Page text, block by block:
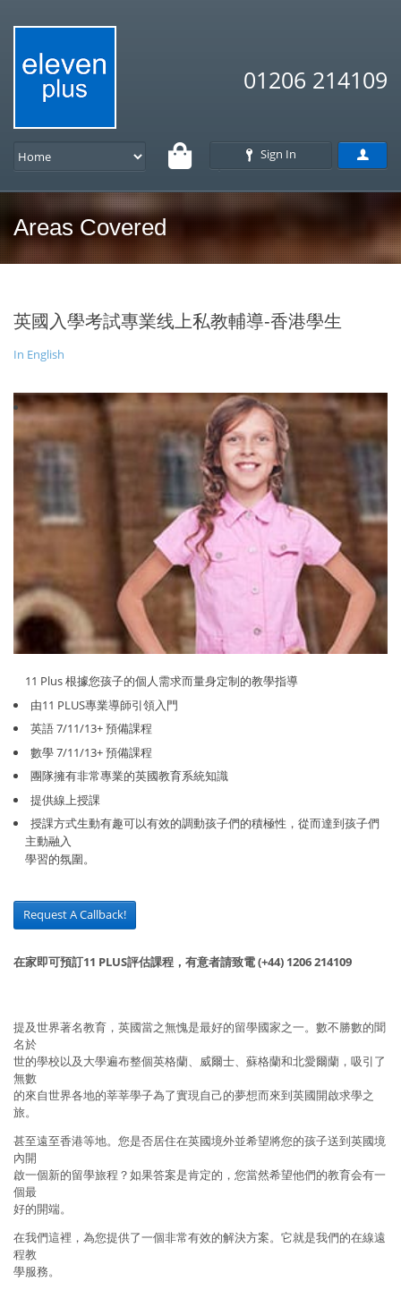
01206 214109
Sign In
Areas Covered
英國入學考試專業线上私教輔導-香港學生
In English
11 Plus 根據您孩子的個人需求而量身定制的教學指導
由11 PLUS專業導師引領入門
英語 7/11/13+ 預備課程
數學 7/11/13+ 預備課程
團隊擁有非常專業的英國教育系統知識
提供線上授課
授課方式生動有趣可以有效的調動孩子們的積極性，從而達到孩子們
主動融入
學習的氛圍。
Request A Callback!
在家即可預訂11 PLUS評估課程，有意者請致電 (+44) 1206 214109
提及世界著名教育，英國當之無愧是最好的留學國家之一。數不勝數的聞
名於
世的學校以及大學遍布整個英格蘭、威爾士、蘇格蘭和北愛爾蘭，吸引了
無數
的來自世界各地的莘莘學子為了實現自己的夢想而來到英國開啟求學之
旅。
甚至遠至香港等地。您是否居住在英國境外並希望將您的孩子送到英國境
內開
啟一個新的留學旅程？如果答案是肯定的，您當然希望他們的教育会有一
個最
好的開端。
在我們這裡，為您提供了一個非常有效的解決方案。它就是我們的在線遠
程教
學服務。